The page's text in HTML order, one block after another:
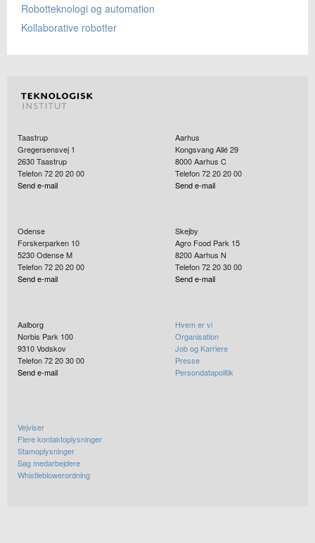
Robotteknologi og automation
Kollaborative robotter
Taastrup
Gregersensvej 1
2630Taastrup
Telefon 72 20 20 00
Send e-mail
Aarhus
Kongsvang Allé 29
8000Aarhus C
Telefon 72 20 20 00
Send e-mail
Odense
Forskerparken 10
5230Odense M
Telefon 72 20 20 00
Send e-mail
Skejby
Agro Food Park 15
8200Aarhus N
Telefon 72 20 30 00
Send e-mail
Aalborg
Norbis Park 100
9310Vodskov
Telefon 72 20 30 00
Send e-mail
Hvem er vi
Organisation
Job og Karriere
Presse
Persondatapolitik
Vejviser
Flere kontaktoplysninger
Stamoplysninger
Søg medarbejdere
Whistleblowerordning